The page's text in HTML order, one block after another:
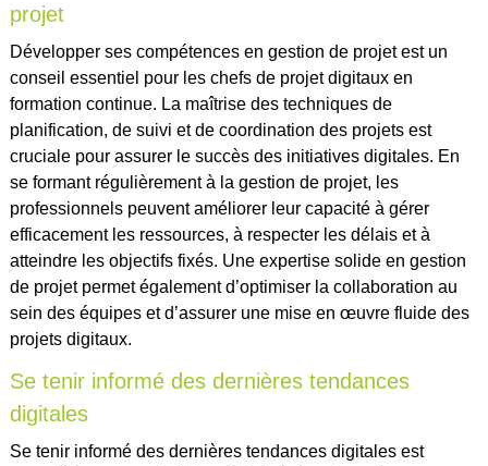
projet
Développer ses compétences en gestion de projet est un
conseil essentiel pour les chefs de projet digitaux en
formation continue. La maîtrise des techniques de
planification, de suivi et de coordination des projets est
cruciale pour assurer le succès des initiatives digitales. En
se formant régulièrement à la gestion de projet, les
professionnels peuvent améliorer leur capacité à gérer
efficacement les ressources, à respecter les délais et à
atteindre les objectifs fixés. Une expertise solide en gestion
de projet permet également d’optimiser la collaboration au
sein des équipes et d’assurer une mise en œuvre fluide des
projets digitaux.
Se tenir informé des dernières tendances
digitales
Se tenir informé des dernières tendances digitales est